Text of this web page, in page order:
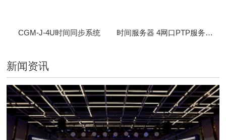
CGM-J-4U时间同步系统 时间服务器 4网口PTP服务器 CBM-D-40
新闻资讯